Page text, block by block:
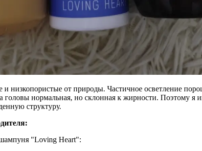
и низкопористые от природы. Частичное осветление
головы нормальная, но склонная к жирности. Поэтому
структуру.
"Loving Heart":